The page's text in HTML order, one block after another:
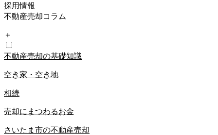
採用情報
不動産売却コラム
＋
不動産売却の基礎知識
空き家・空き地
相続
売却にまつわるお金
さいたま市の不動産売却